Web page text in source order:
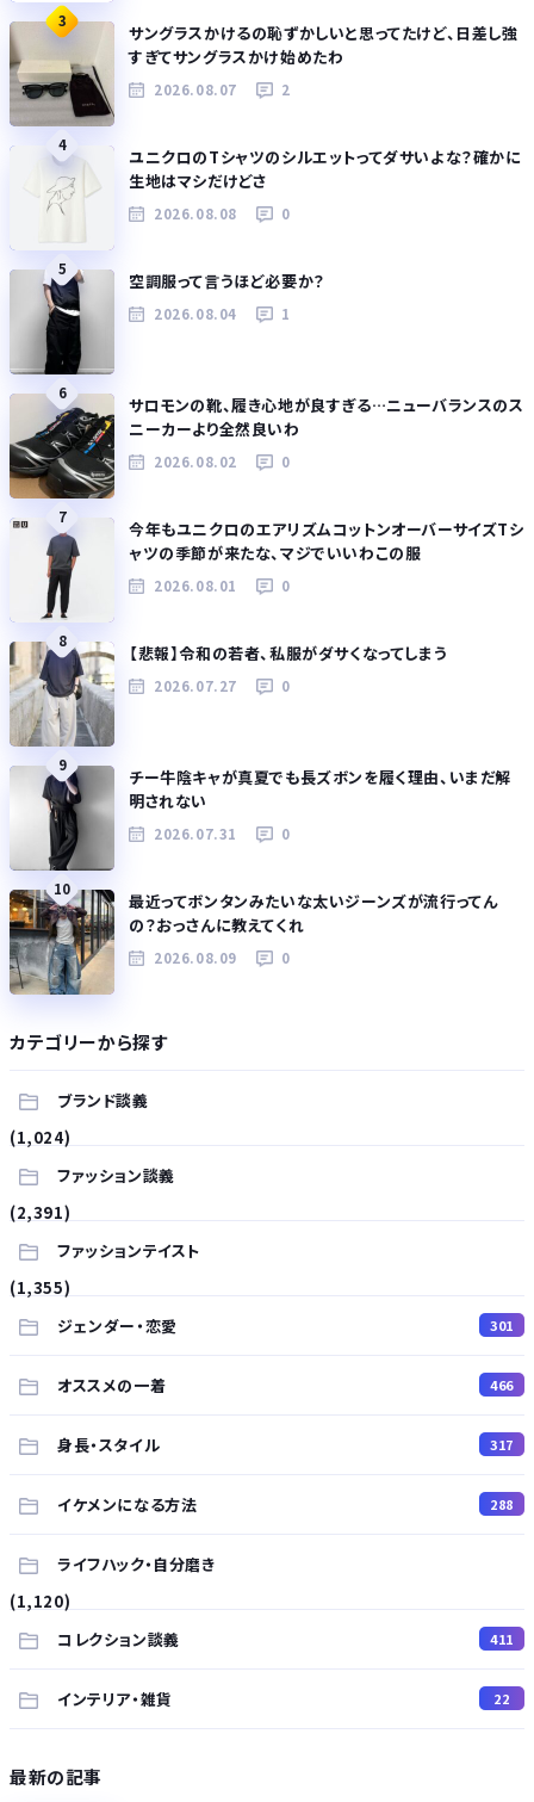
3
サングラスかけるの恥ずかしいと思ってたけど、日差し強
すぎてサングラスかけ始めたわ
2026.08.07 2
4
ユニクロのTシャツのシルエットってダサいよな？確かに
生地はマシだけどさ
2026.08.08 0
5
空調服って言うほど必要か？
2026.08.04 1
6
サロモンの靴、履き心地が良すぎる…ニューバランスのス
ニーカーより全然良いわ
2026.08.02 0
7
今年もユニクロのエアリズムコットンオーバーサイズTシ
ャツの季節が来たな、マジでいいわこの服
2026.08.01 0
8
【悲報】令和の若者、私服がダサくなってしまう
2026.07.27 0
9
チー牛陰キャが真夏でも長ズボンを履く理由、いまだ解
明されない
2026.07.31 0
10
最近ってボンタンみたいな太いジーンズが流行ってん
の？おっさんに教えてくれ
2026.08.09 0
カテゴリーから探す
ブランド談義
(1,024)
ファッション談義
(2,391)
ファッションテイスト
(1,355)
ジェンダー・恋愛
301
オススメの一着 466
身長・スタイル 317
イケメンになる方法 288
ライフハック・自分磨き
(1,120)
コレクション談義
411
インテリア・雑貨 22
最新の記事